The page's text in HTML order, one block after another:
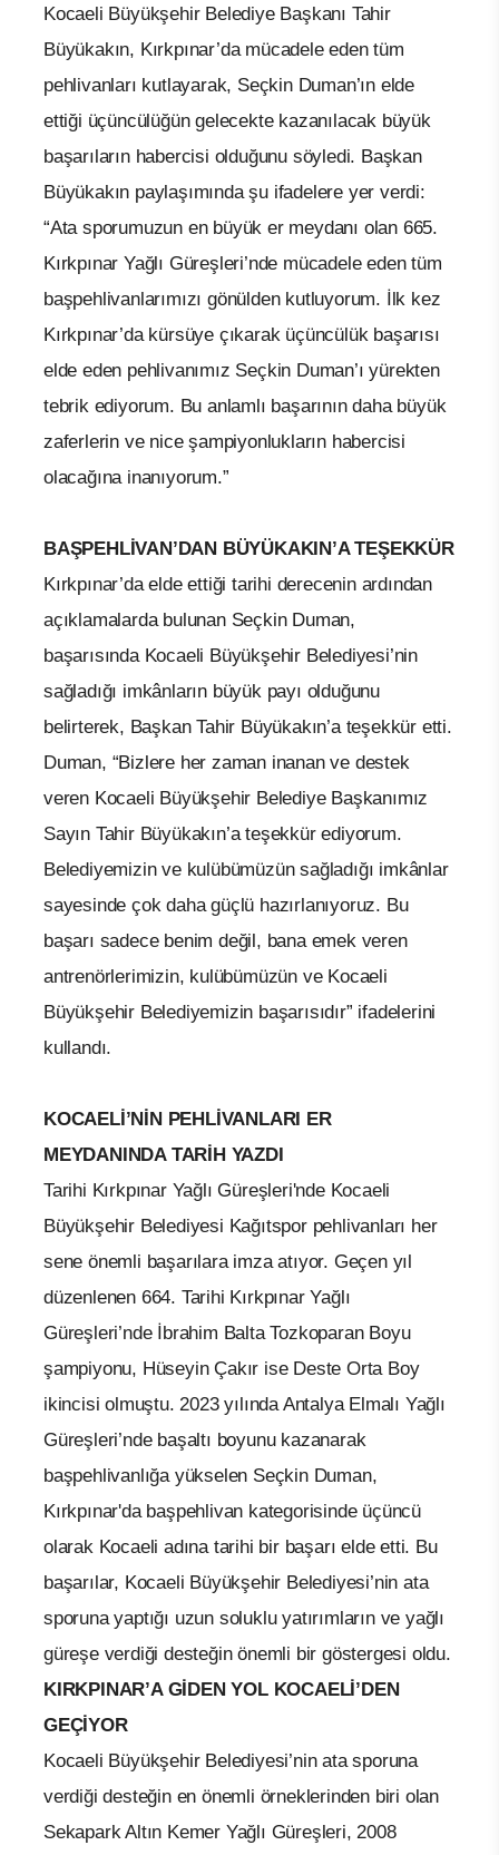
Kocaeli Büyükşehir Belediye Başkanı Tahir
Büyükakın, Kırkpınar’da mücadele eden tüm
pehlivanları kutlayarak, Seçkin Duman’ın elde
ettiği üçüncülüğün gelecekte kazanılacak büyük
başarıların habercisi olduğunu söyledi. Başkan
Büyükakın paylaşımında şu ifadelere yer verdi:
“Ata sporumuzun en büyük er meydanı olan 665.
Kırkpınar Yağlı Güreşleri’nde mücadele eden tüm
başpehlivanlarımızı gönülden kutluyorum. İlk kez
Kırkpınar’da kürsüye çıkarak üçüncülük başarısı
elde eden pehlivanımız Seçkin Duman’ı yürekten
tebrik ediyorum. Bu anlamlı başarının daha büyük
zaferlerin ve nice şampiyonlukların habercisi
olacağına inanıyorum.”
BAŞPEHLİVAN’DAN BÜYÜKAKIN’A TEŞEKKÜR
Kırkpınar’da elde ettiği tarihi derecenin ardından
açıklamalarda bulunan Seçkin Duman,
başarısında Kocaeli Büyükşehir Belediyesi’nin
sağladığı imkânların büyük payı olduğunu
belirterek, Başkan Tahir Büyükakın’a teşekkür etti.
Duman, “Bizlere her zaman inanan ve destek
veren Kocaeli Büyükşehir Belediye Başkanımız
Sayın Tahir Büyükakın’a teşekkür ediyorum.
Belediyemizin ve kulübümüzün sağladığı imkânlar
sayesinde çok daha güçlü hazırlanıyoruz. Bu
başarı sadece benim değil, bana emek veren
antrenörlerimizin, kulübümüzün ve Kocaeli
Büyükşehir Belediyemizin başarısıdır” ifadelerini
kullandı.
KOCAELİ’NİN PEHLİVANLARI ER
MEYDANINDA TARİH YAZDI
Tarihi Kırkpınar Yağlı Güreşleri'nde Kocaeli
Büyükşehir Belediyesi Kağıtspor pehlivanları her
sene önemli başarılara imza atıyor. Geçen yıl
düzenlenen 664. Tarihi Kırkpınar Yağlı
Güreşleri’nde İbrahim Balta Tozkoparan Boyu
şampiyonu, Hüseyin Çakır ise Deste Orta Boy
ikincisi olmuştu. 2023 yılında Antalya Elmalı Yağlı
Güreşleri’nde başaltı boyunu kazanarak
başpehlivanlığa yükselen Seçkin Duman,
Kırkpınar'da başpehlivan kategorisinde üçüncü
olarak Kocaeli adına tarihi bir başarı elde etti. Bu
başarılar, Kocaeli Büyükşehir Belediyesi’nin ata
sporuna yaptığı uzun soluklu yatırımların ve yağlı
güreşe verdiği desteğin önemli bir göstergesi oldu.
KIRKPINAR’A GİDEN YOL KOCAELİ’DEN
GEÇİYOR
Kocaeli Büyükşehir Belediyesi’nin ata sporuna
verdiği desteğin en önemli örneklerinden biri olan
Sekapark Altın Kemer Yağlı Güreşleri, 2008